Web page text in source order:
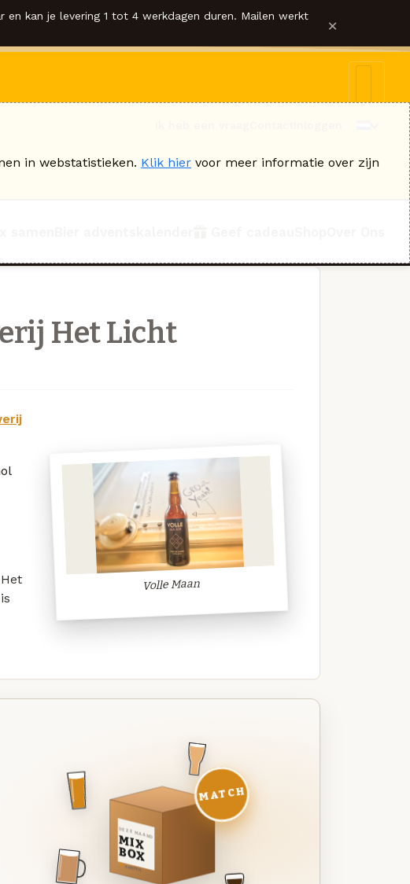
kan je levering 1 tot 4 werkdagen duren. Mailen werkt
×
samen
Het Licht
Volle Maan
DEZE MAAND
MIX
BOX
8 BIEREN
MATCH
in webstatistieken. Klik hier voor meer informatie over zijn